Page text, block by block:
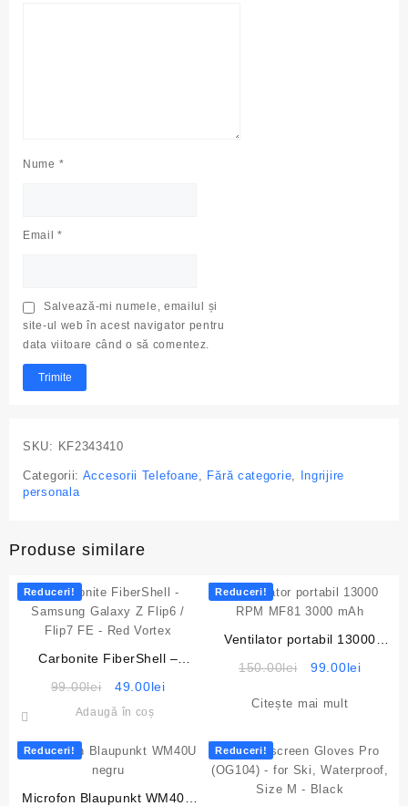
Nume *
Email*
Salvează-mi numele, emailul și
site-ul web în acest navigator pentru
data viitoare când o să comentez.
SKU: KF2343410
Categorii: Accesorii Telefoane Fără categorie
Ingrijire
personala
Produse similare
Reduceri!
Carbonite FiberShell –
99.00lei
Prețul
inițial
fost:
99.00lei.
49.00leiPrețul
49.00lei.
Adaugă în coș
Reduceri!
Ventilator portabil 13000
150.00lei
Prețul
a
150.00lei.
99.00leiPrețul
Citește mai mult
Reduceri!
Microfon Blaupunkt WM40U
Reduceri!